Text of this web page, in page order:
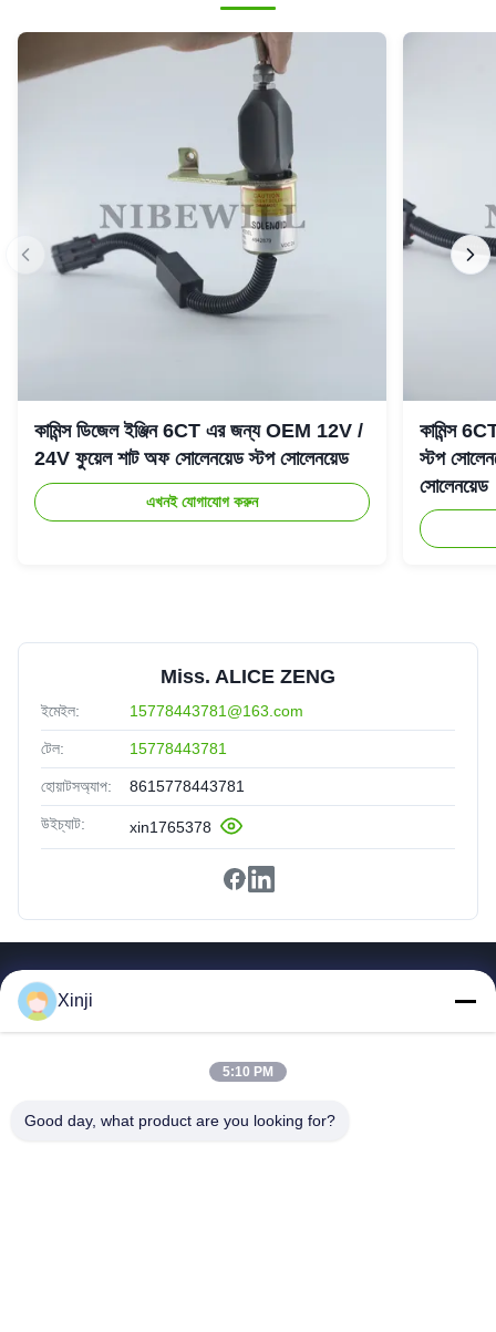
কামিন্স ডিজেল ইঞ্জিন 6CT এর জন্য OEM 12V /
24V ফুয়েল শাট অফ সোলেনয়েড স্টপ সোলেনয়েড
এখনই যোগাযোগ করুন
কামিন্স
স্টপ
সোলেনয়েড
Miss. ALICE ZENG
ইমেইল: 15778443781@163.com
টেল: 15778443781
হোয়াটসঅ্যাপ: 8615778443781
উইচ্যাট: xin1765378
আমাদের সম্পর্কে
কারখানা সফর
Xinji
5:10 PM
Good day, what product are you looking for?